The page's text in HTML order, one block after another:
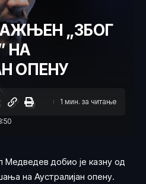
„ЗБОГ
НА
ОПЕНУ
1 мин. за читање
Медведев добио је казну од
на Аустралијан опену.